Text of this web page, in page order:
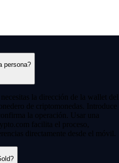
persona?
la dirección de la wallet del
de criptomonedas. Introduce
la operación. Usar una
facilita el proceso,
directamente desde el móvil.